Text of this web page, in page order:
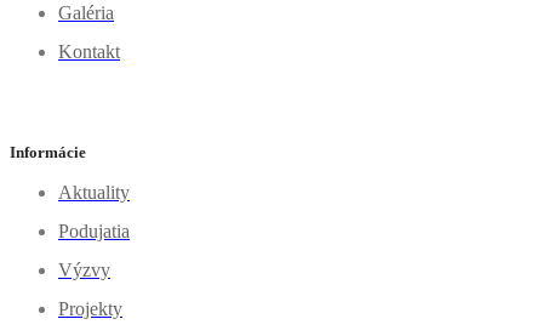
Galéria
Kontakt
Informácie
Aktuality
Podujatia
Výzvy
Projekty